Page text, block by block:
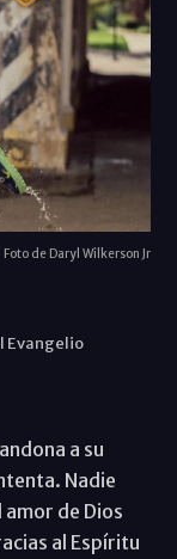
Foto de Daryl Wilkerson Jr
Evangelio
a su
Nadie
de Dios
al Espíritu